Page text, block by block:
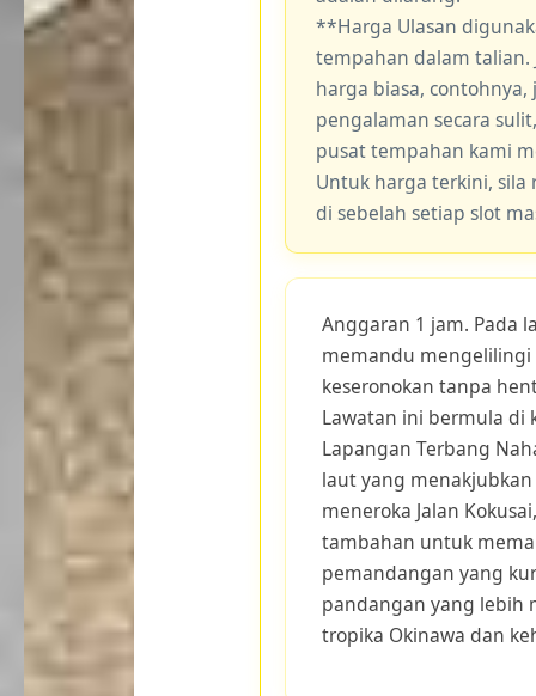
**Harga Ulasan
tempahan dalam talian.
harga biasa,
pengalaman secara
pusat tempahan kami
Untuk harga terkini, sila
di sebelah setiap slot
Anggaran 1 jam. Pada
memandu mengelilingi
keseronokan tanpa
Lawatan ini bermula di
Lapangan Terbang
laut yang menakjubkan
meneroka Jalan
tambahan untuk
pemandangan yang
pandangan yang lebih
tropika Okinawa dan